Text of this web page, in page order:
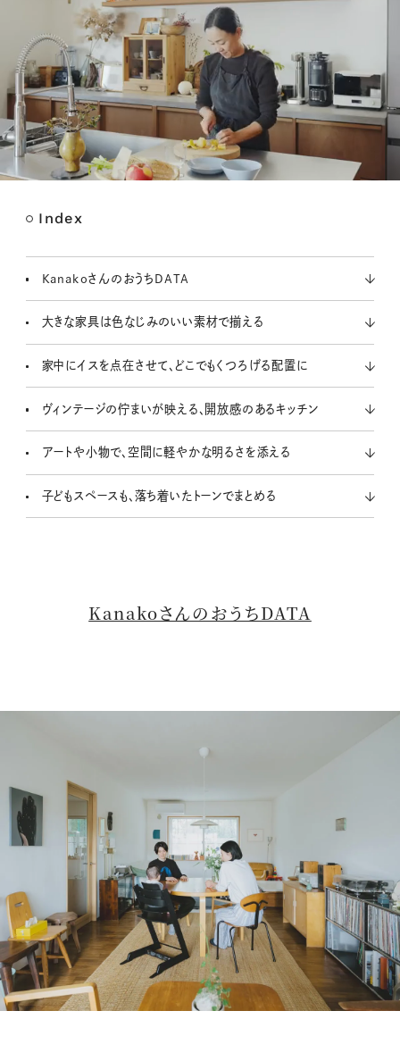
Index
KanakoさんのおうちDATA
大きな家具は色なじみのいい素材で揃える
家中にイスを点在させて、どこでもくつろげる配置に
ヴィンテージの佇まいが映える、開放感のあるキッチン
アートや小物で、空間に軽やかな明るさを添える
子どもスペースも、落ち着いたトーンでまとめる
KanakoさんのおうちDATA